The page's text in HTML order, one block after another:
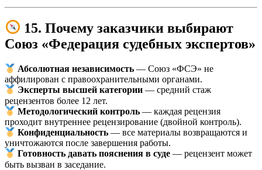
15. Почему заказчики выбирают
Союз «Федерация судебных экспертов»
Абсолютная независимость — Союз «ФСЭ» не
аффилирован с правоохранительными органами.
Эксперты высшей категории — средний стаж
рецензентов более 12 лет.
Методологический контроль — каждая рецензия
проходит внутреннее рецензирование (двойной контроль).
Конфиденциальность — все материалы возвращаются и
уничтожаются после завершения работы.
Готовность давать пояснения в суде — рецензент может
быть вызван в заседание.